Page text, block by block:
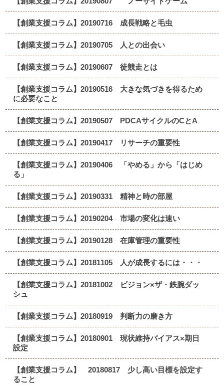
【創業支援コラム】20190716 成長戦略と毛虫
【創業支援コラム】20190705 人との出会い
【創業支援コラム】20190607 徒競走とは
【創業支援コラム】20190516 大きな気づきを得るため
に必要なこと
【創業支援コラム】20190507 PDCAサイクルのCとA
【創業支援コラム】20190417 リサーチの重要性
【創業支援コラム】20190406 「やめる」から「はじめ
る」
【創業支援コラム】20190331 精神と時の部屋
【創業支援コラム】20190204 市場の変化は速い
【創業支援コラム】20190128 在庫管理の重要性
【創業支援コラム】20181105 人が成長するには・・・
【創業支援コラム】20181002 ビジョン×ザ・鉄腕ダッ
シュ
【創業支援コラム】20180919 判断力の磨き方
【創業支援コラム】20180901 現状維持バイアス×期日
設定
【創業支援コラム】 20180817 少し高い目標を設定す
ること